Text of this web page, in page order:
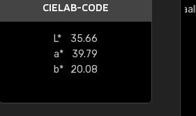
CIELAB-CODE
L*
35.66
a*
39.79
b*
20.08
service en zeer betaalbaar!"